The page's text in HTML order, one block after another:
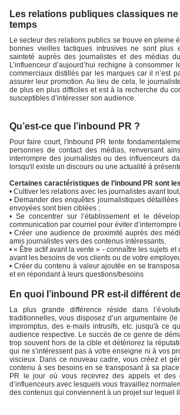
Les relations publiques classiques
temps
Le secteur des relations publics se trouve en pleine
bonnes vieilles tactiques intrusives ne sont plus
sainteté auprès des journalistes et des médias
L’influenceur d’aujourd’hui rechigne à consommer
commerciaux distillés par les marques car il n’est
assurer leur promotion. Au lieu de cela, le
de plus en plus difficiles et est à la recherche du
susceptibles d’intéresser son audience.
Qu’est-ce que l’inbound PR ?
Pour faire court, l'Inbound PR tente
personnes de contact des médias, renversant
interrompre des journalistes ou des influenceurs
lorsqu'il existe un discours ou une actualité à
Certaines caractéristiques de l’inbound PR sont
• Cultiver les relations avec les journalistes avant
• Demander des enquêtes journalistiques
envoyées sont bien ciblées ;
• Se concentrer sur l’établissement et le
communication par courriel pour éviter
• Créer une audience de proximité auprès des
amis journalistes vers des contenus intéressants.
• « Être actif avant la vente » - connaître les sujets
avant les besoins de vos clients ou de votre
• Créer du contenu à valeur ajoutée en se
et en répondant à leurs questions/besoins
En quoi l’inbound PR est-il différent
La plus grande différence réside dans
traditionnelles, vous disposez d’un argumentaire
impromptus, des e-mails intrusifs, etc. jusqu'à ce
audience respective. Le succès de ce genre de
trop souvent hors de la cible et détériorez la
qui ne s’intéressent pas à votre enseigne ni à vos
viscieux. Dans ce nouveau cadre, vous créez et
contenu à ses besoins en se transposant à sa
PR le jour où vous recevrez des appels et des
d’influenceurs avec lesquels vous travaillez
des contenus qui conviennent à un projet sur lequel